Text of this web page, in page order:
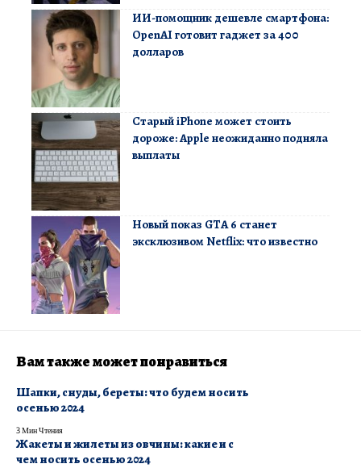
ИИ-помощник дешевле смартфона:
OpenAI готовит гаджет за 400
долларов
Старый iPhone может стоить
дороже: Apple неожиданно подняла
выплаты
Новый показ GTA 6 станет
эксклюзивом Netflix: что известно
Вам также может понравиться
Шапки, снуды, береты: что будем носить
осенью 2024
3 Мин Чтения
Жакеты и жилеты из овчины: какие и с
чем носить осенью 2024